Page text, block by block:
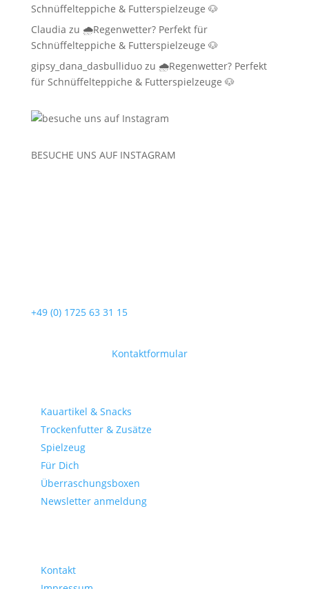
Schnüffelteppiche & Futterspielzeuge 🐶
Claudia zu 🌧️Regenwetter? Perfekt für
Schnüffelteppiche & Futterspielzeuge 🐶
gipsy_dana_dasbulliduozu 🌧️Regenwetter? Perfekt
für Schnüffelteppiche & Futterspielzeuge 🐶
BESUCHE UNS AUF INSTAGRAM
+49 (0) 1725 63 31 15
Kontaktformular.
Kauartikel & Snacks
Trockenfutter & Zusätze
Spielzeug
Für Dich
Überraschungsboxen
Newsletter anmeldung
Kontakt